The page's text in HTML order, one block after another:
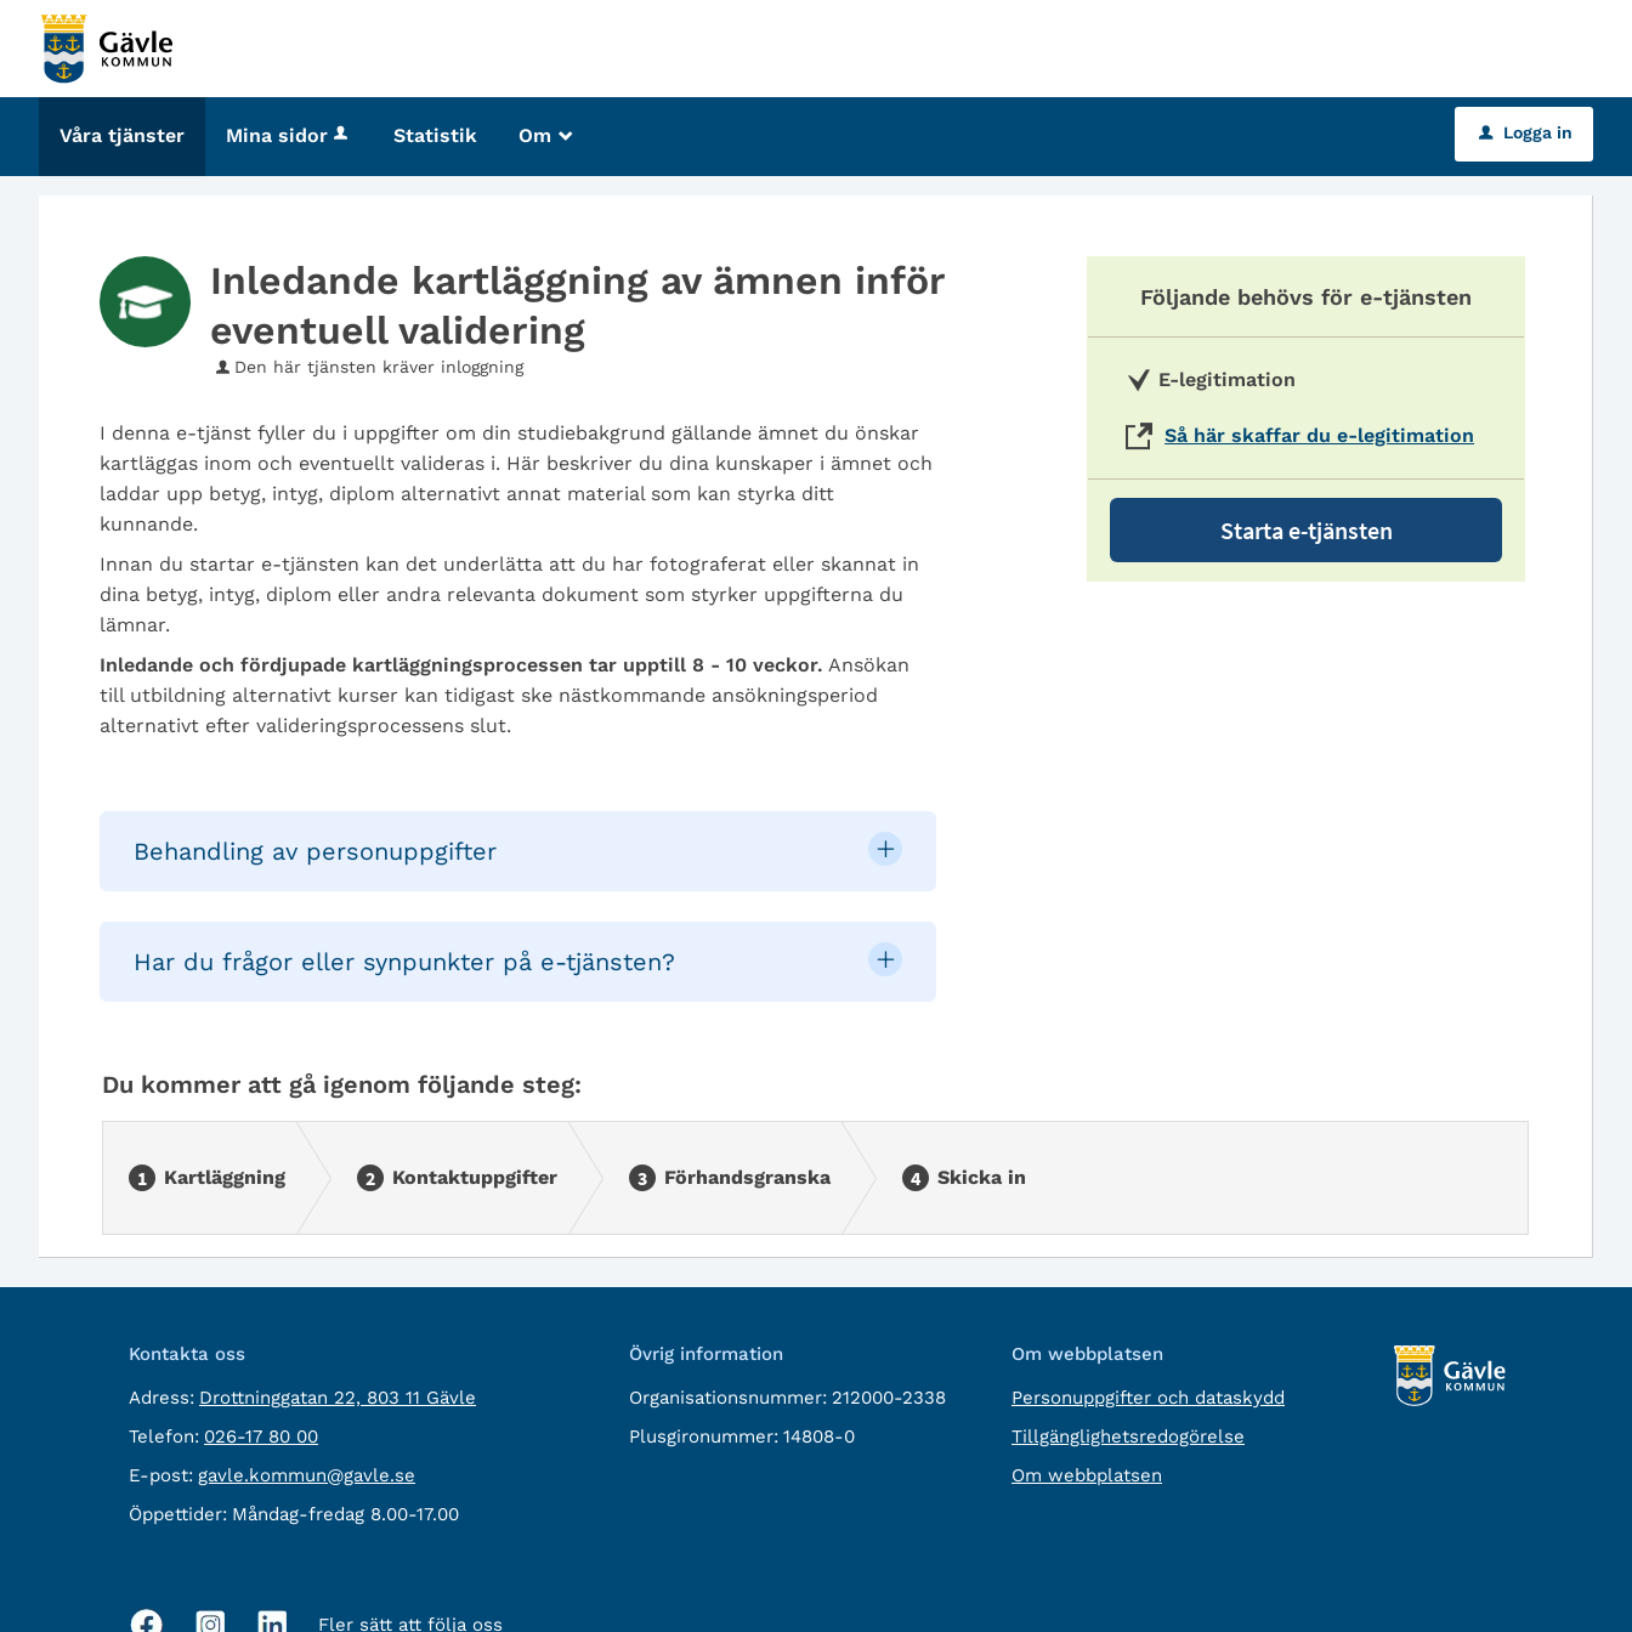
Välkommen
tjänster
Gävle
kommun
Våra tjänster Mina sidor Statistik Om _ u Logga in
Inledande kartläggning av ämnen inför
eventuell validering
Den här tjänsten kräver inloggning
I denna e-tjänst fyller du i uppgifter om din studiebakgrund gällande ämnet du önskar
kartläggas inom och eventuellt valideras i. Här beskriver du dina kunskaper i ämnet och
laddar upp betyg, intyg, diplom alternativt annat material som kan styrka ditt
kunnande.
Innan du startar e-tjänsten kan det underlätta att du har fotograferat eller skannat in
dina betyg, intyg, diplom eller andra relevanta dokument som styrker uppgifterna du
lämnar.
Inledande och fördjupade kartläggningsprocessen tar upptill 8 - 10 veckor. Ansökan
till utbildning alternativt kurser kan tidigast ske nästkommande ansökningsperiod
alternativt efter valideringsprocessens slut.
Behandling av personuppgifter
Har du frågor eller synpunkter på e-tjänsten?
Följande behövs för e-tjänsten
E-legitimation
Så här skaffar du e-legitimation
Starta e-tjänsten
Du kommer att gå igenom följande steg:
Kartläggning Kontaktuppgifter Förhandsgranska Skicka in
Kontakta oss
Adress: besöksadress:
Drottninggatan 22, 803 11 Gävle
Telefon: Telefon:
026-17 80 00
E-post: E-
post:
gavle.kommun@gavle.se
Öppettider: Måndag-fredag 8.00-17.00
Övrig information
Organisationsnummer: 212000-2338
Plusgironummer: 14808-0
Om webbplatsen
Personuppgifter och dataskydd
Tillgänglighetsredogörelse
Om webbplatsen
Fler sätt att följa oss